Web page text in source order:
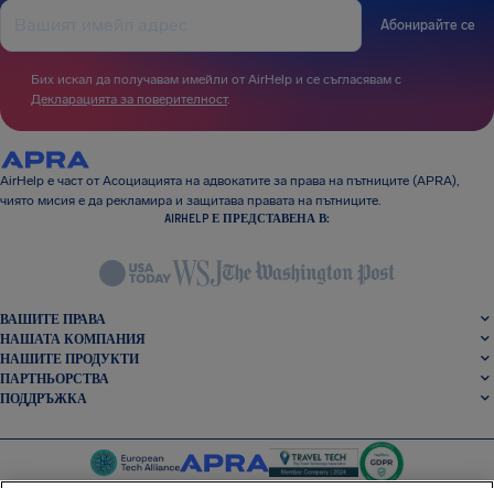
Абонирайте се
Бих искал да получавам имейли от AirHelp и се съгласявам с
Декларацията за поверителност.
AirHelp е част от Асоциацията на адвокатите за права на пътниците (APRA),
чиято мисия е да рекламира и защитава правата на пътниците.
AIRHELP Е ПРЕДСТАВЕНА В:
ВАШИТЕ ПРАВА
НАШАТА КОМПАНИЯ
НАШИТЕ ПРОДУКТИ
ПАРТНЬОРСТВА
ПОДДРЪЖКА